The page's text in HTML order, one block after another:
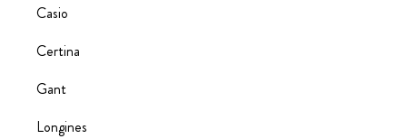
Casio
Certina
Gant
Longines